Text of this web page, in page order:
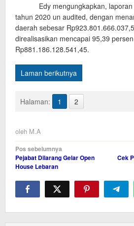
Edy mengungkapkan, laporan
tahun 2020 un audited, dengan
daerah sebesar
direalisasikan mencapai 95,39
Rp881.186.128.541,45.
Laman berikutnya
Halaman: 1 2
oleh M.A
Navigasi
pos
Pos sebelumnya
Pejabat Dilarang Gelar Open
House Lebaran
Cek